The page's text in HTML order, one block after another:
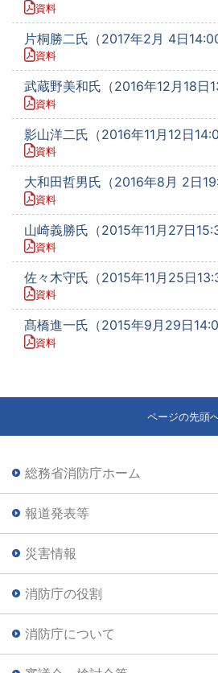
資料
片桐勝二氏（2017年2月 4日
資料
武蔵野美和氏（2016年12月18日
資料
影山洋二氏（2016年11月12日
資料
大和田哲男氏（2016年8月 2日
資料
山崎義勝氏（2015年11月27日
資料
佐々木守氏（2015年11月25日
資料
髙橋進一氏（2015年9月29日
資料
ページの先頭
総務省消防庁ホーム
報道発表等
災害情報
消防庁の役割
消防庁について